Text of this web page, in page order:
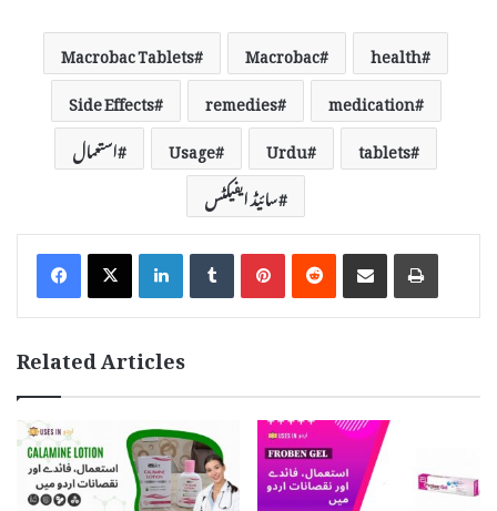
health
Macrobac
Macrobac Tablets
medication
remedies
Side Effects
tablets
Urdu
Usage
استعمال
سائیڈ ایفیکٹس
LinkedInTumblrPinterestReddit Share via Email Print
Related Articles